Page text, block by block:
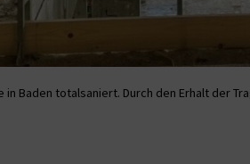
Baden totalsaniert. Durch den Erhalt der